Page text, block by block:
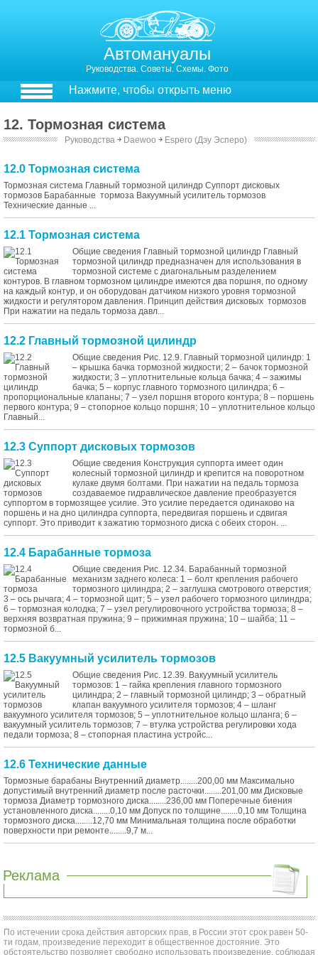
Автомануалы
Руководства. Советы. Схемы. Фото
Нажмите, чтобы открыть меню
12. Тормозная система
Руководства ￫ Daewoo ￫ Espero (Дэу Эсперо)
12.0 Тормозная система
Тормозная система Главный тормозной цилиндр Суппорт дисковых
тормозов Барабанные тормоза Вакуумный усилитель тормозов
Технические данные ...
12.1 Тормозная система
Общие сведения Главный тормозной цилиндр Главный
тормозной цилиндр предназначен для использования в
тормозной системе с диагональным разделением
контуров. В главном тормозном цилиндре имеются два поршня, по одному
на каждый контур, и он оборудован датчиком низкого уровня тормозной
жидкости и регулятором давления. Принцип действия дисковых тормозов
При нажатии на педаль тормоза давл...
12.2 Главный тормозной цилиндр
Общие сведения Рис. 12.9. Главный тормозной цилиндр: 1
– крышка бачка тормозной жидкости; 2 – бачок тормозной
жидкости; 3 – уплотнительные кольца бачка; 4 – зажимы
бачка; 5 – корпус главного тормозного цилиндра; 6 –
пропорциональные клапаны; 7 – узел поршня второго контура; 8 – поршень
первого контура; 9 – стопорное кольцо поршня; 10 – уплотнительное кольцо
Главный...
12.3 Суппорт дисковых тормозов
Общие сведения Конструкция суппорта имеет один
колесный тормозной цилиндр и крепится на поворотном
кулаке двумя болтами. При нажатии на педаль тормоза
создаваемое гидравлическое давление преобразуется
суппортом в тормозящее усилие. Это усилие передается одинаково на
поршень и на дно цилиндра суппорта, передвигая поршень и сдвигая
суппорт. Это приводит к зажатию тормозного диска с обеих сторон. ...
12.4 Барабанные тормоза
Общие сведения Рис. 12.34. Барабанный тормозной
механизм заднего колеса: 1 – болт крепления рабочего
тормозного цилиндра; 2 – заглушка смотрового отверстия;
3 – ось рычага; 4 – тормозной щит; 5 – узел рабочего тормозного цилиндра;
6 – тормозная колодка; 7 – узел регулировочного устройства тормоза; 8 –
верхняя возвратная пружина; 9 – прижимная пружина; 10 – шайба; 11 –
тормозной б...
12.5 Вакуумный усилитель тормозов
Общие сведения Рис. 12.39. Вакуумный усилитель
тормозов: 1 – гайка крепления главного тормозного
цилиндра; 2 – главный тормозной цилиндр; 3 – обратный
клапан вакуумного усилителя тормозов; 4 – шланг
вакуумного усилителя тормозов; 5 – уплотнительное кольцо шланга; 6 –
вакуумный усилитель тормозов; 7 – втулка устройства регулировки хода
педали тормоза; 8 – стопорная пластина устройс...
12.6 Технические данные
Тормозные барабаны Внутренний диаметр........200,00 мм Максимально
допустимый внутренний диаметр после расточки........201,00 мм Дисковые
тормоза Диаметр тормозного диска........236,00 мм Поперечные биения
установленного диска........0,10 мм Допуск по толщине........0,10 мм Толщина
тормозного диска........12,70 мм Минимальная толщина после обработки
поверхности при ремонте........9,7 м...
Реклама
По истечении срока действия авторских прав, в России этот срок равен 50-
ти годам, произведение переходит в общественное достояние. Это
обстоятельство позволяет свободно использовать произведение, соблюдая